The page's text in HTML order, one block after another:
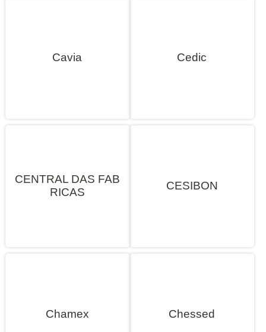
Cavia Cedic
CENTRAL DAS FAB
RICAS
CESIBON
Chamex Chessed